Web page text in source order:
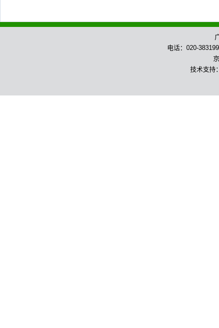
电话：020-
技术支持